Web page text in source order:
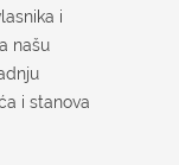
i
našu
i stanova